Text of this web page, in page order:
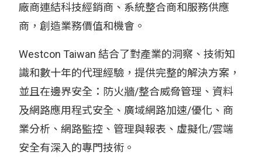
廠商連結科技經銷商、系統整合商和服務供應
商，創造業務價值和機會。
Westcon Taiwan 結合了對產業的洞察、技術知
識和數十年的代理經驗，提供完整的解決方案，
並且在邊界安全：防火牆/整合威脅管理、資料
及網路應用程式安全、廣域網路加速/優化、商
業分析、網路監控、管理與報表、虛擬化/雲端
安全有深入的專門技術。